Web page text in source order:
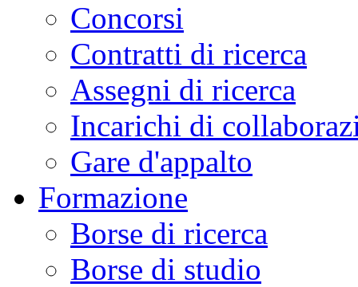
Concorsi
Contratti di ricerca
Assegni di ricerca
Incarichi di
Gare d'appalto
Formazione
Borse di ricerca
Borse di studio